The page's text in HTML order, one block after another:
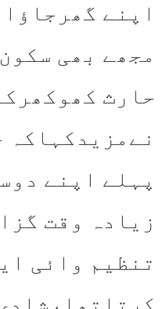
اپنے
مجھے بھی
حارث
نےمزیدکہاکہ
پہلے اپنے
زیادہ وقت
تنظیم وائی